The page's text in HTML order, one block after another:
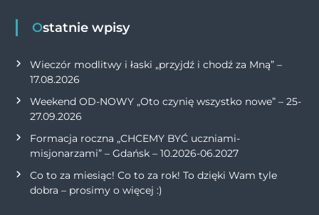
Ostatnie wpisy
Wieczór modlitwy i łaski „przyjdź i chodź za Mną” –
17.08.2026
Weekend OD-NOWY „Oto czynię wszystko nowe” – 25-
27.09.2026
Formacja roczna „CHCEMY BYĆ uczniami-
misjonarzami” – Gdańsk – 10.2026-06.2027
Co to za miesiąc! Co to za rok! To dzięki Wam tyle
dobra – prosimy o więcej :)